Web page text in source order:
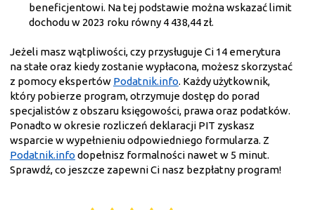
beneficjentowi. Na tej podstawie można wskazać limit
dochodu w 2023 roku równy 4 438,44 zł.
Jeżeli masz wątpliwości, czy przysługuje Ci 14 emerytura
na stałe oraz kiedy zostanie wypłacona, możesz skorzystać
z pomocy ekspertów Podatnik.info. Każdy użytkownik,
który pobierze program, otrzymuje dostęp do porad
specjalistów z obszaru księgowości, prawa oraz podatków.
Ponadto w okresie rozliczeń deklaracji PIT zyskasz
wsparcie w wypełnieniu odpowiedniego formularza. Z
Podatnik.info dopełnisz formalności nawet w 5 minut.
Sprawdź, co jeszcze zapewni Ci nasz bezpłatny program!